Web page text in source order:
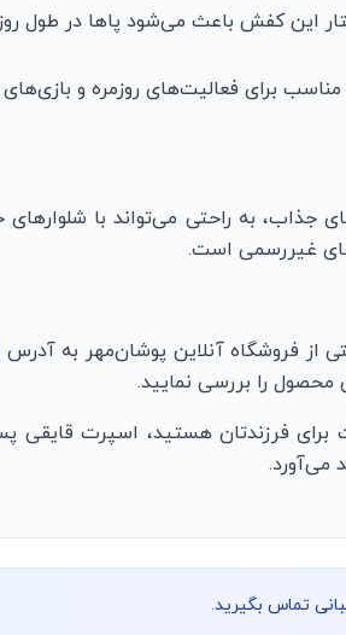
این کفش باعث می‌شود پاها در طول
مناسب برای فعالیت‌های روزمره و
جذاب، به راحتی می‌تواند با
غیررسمی است.
از فروشگاه آنلاین پوشان‌مهر به آدرس
را بررسی نمایید.
فرزندتان هستید، اسپرت قایقی
می‌آورد.
تماس بگیرید.